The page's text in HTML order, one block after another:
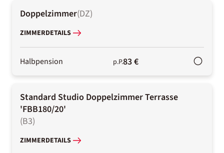
Doppelzimmer(DZ)
ZIMMERDETAILS
Halbpension p.P.83 €
Standard Studio Doppelzimmer Terrasse
'FBB180/20'
(B3)
ZIMMERDETAILS